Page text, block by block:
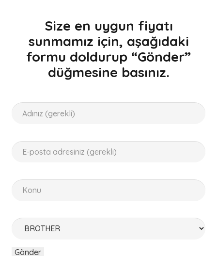
Size en uygun fiyatı
sunmamız için, aşağıdaki
formu doldurup “Gönder”
düğmesine basınız.